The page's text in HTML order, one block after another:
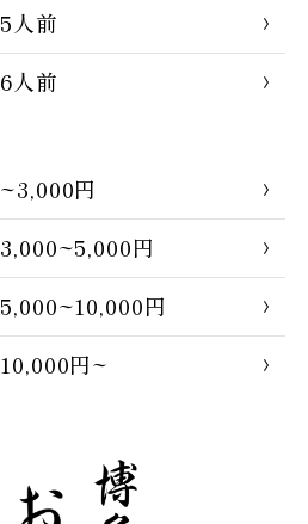
5人前
6人前
~3,000円
3,000~5,000円
5,000~10,000円
10,000円~